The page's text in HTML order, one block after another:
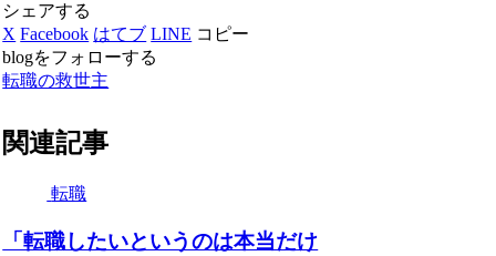
シェアする
X Facebook はてブ LINE コピー
blogをフォローする
転職の救世主
関連記事
転職
「転職したいというのは本当だけ